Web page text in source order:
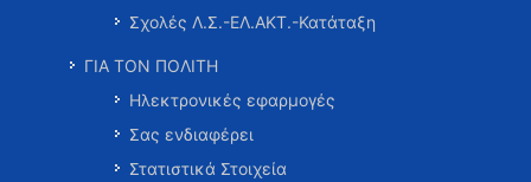
Σχολές Λ.Σ.-ΕΛ.ΑΚΤ.-Κατάταξη
ΓΙΑ ΤΟΝ ΠΟΛΙΤΗ
Ηλεκτρονικές εφαρμογές
Σας ενδιαφέρει
Στατιστικά Στοιχεία